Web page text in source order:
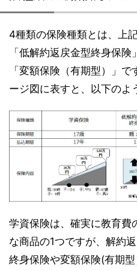
4種類の保険種類とは、上
「低解約返戻金型終身保険
「変額保険（有期型）」
ージ図に表すと、以下のよ
学資保険は、確実に教育費
な商品の1つですが、解約
終身保険や変額保険(有期